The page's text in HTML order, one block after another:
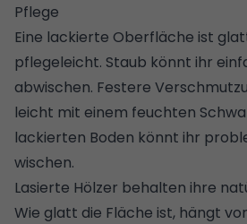
Pflege
Eine lackierte Oberfläche ist
pflegeleicht. Staub könnt ihr
abwischen. Festere
leicht mit einem feuchten
lackierten Boden könnt ihr
wischen.
Lasierte Hölzer behalten ihre
Wie glatt die Fläche ist, hängt